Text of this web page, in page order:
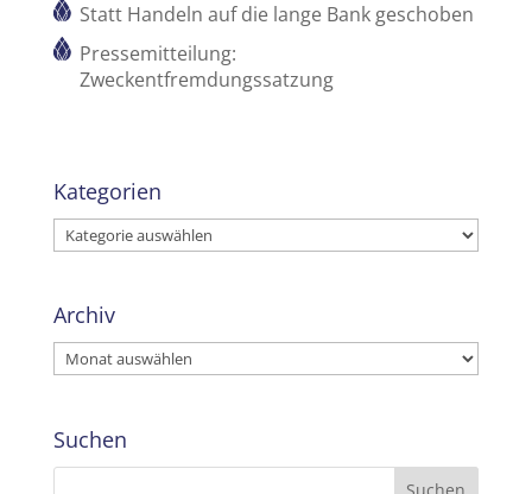
Statt Handeln auf die lange Bank geschoben
Pressemitteilung:
Zweckentfremdungssatzung
Kategorien
Kategorien
Archiv
Archiv
Suchen